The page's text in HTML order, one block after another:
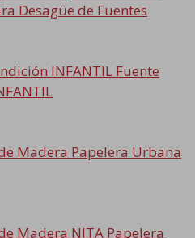
Desagüe de Fuentes
Fuente
Papelera Urbana
Papelera